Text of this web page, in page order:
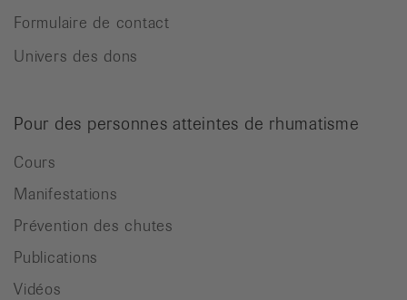
Formulaire de contact
Univers des dons
Pour des personnes atteintes de rhumatisme
Cours
Manifestations
Prévention des chutes
Publications
Vidéos